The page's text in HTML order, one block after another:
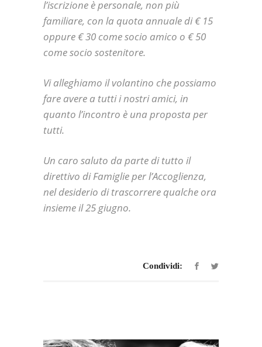
l’iscrizione è personale, non più
familiare, con la quota annuale di € 15
oppure € 30 come socio amico o € 50
come socio sostenitore.
Vi alleghiamo il volantino che possiamo
fare avere a tutti i nostri amici, in
quanto l’incontro è una proposta per
tutti.
Un caro saluto da parte di tutto il
direttivo di Famiglie per l’Accoglienza,
nel desiderio di trascorrere qualche ora
insieme il 25 giugno.
Condividi: